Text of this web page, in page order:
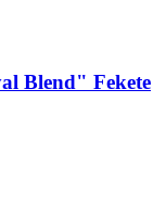
Blend" Fekete